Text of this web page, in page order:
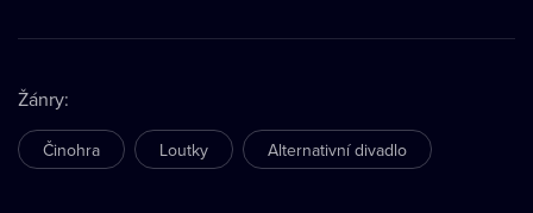
Žánry:
Činohra Loutky Alternativní divadlo